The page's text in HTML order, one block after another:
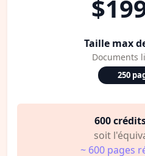
Taille max
Documents
250
600
soit
~ 600 pages